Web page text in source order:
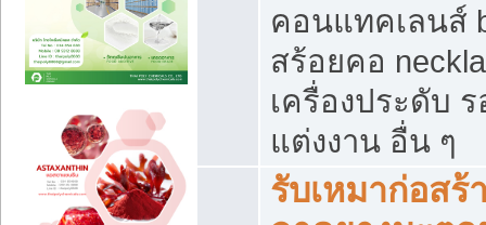
คอนแทคเลนส์
สร้อยคอ
เครื่องประดับ ร
แต่งงาน อื่น ๆ
รับเหมาก่อส